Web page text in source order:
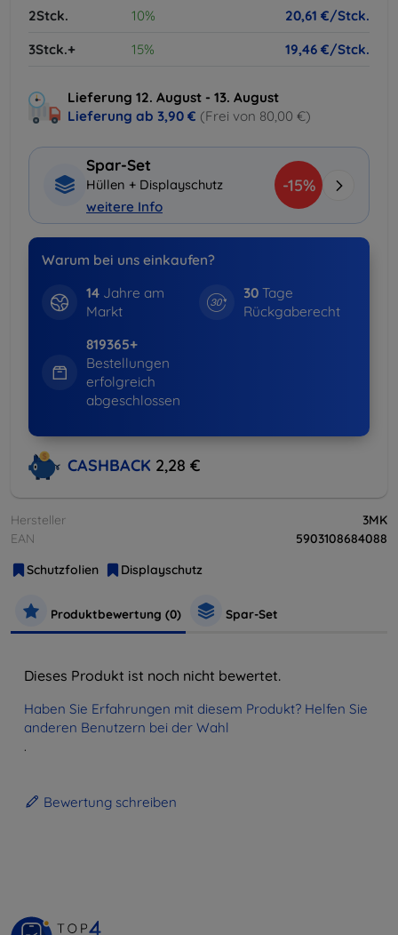
2Stck. 10%
20,61 €/Stck.
3Stck.+
15% 19,46 €/Stck.
Lieferung 12. August - 13. August
Lieferung ab 3,90 € (Frei von 80,00 €)
Spar-Set
Hüllen + Displayschutz
weitere Info
-15%
Warum bei uns einkaufen?
14Jahre am
Markt
30 Tage
Rückgaberecht
819365+
Bestellungen
erfolgreich
abgeschlossen
CASHBACK 2,28 €
Hersteller
3MK
EAN
5903108684088
Schutzfolien
Displayschutz
Produktbewertung (0) Spar-Set
Dieses Produkt ist noch nicht bewertet.
Haben Sie Erfahrungen mit diesem Produkt? Helfen Sie
anderen Benutzern bei der Wahl
.
Bewertung schreiben